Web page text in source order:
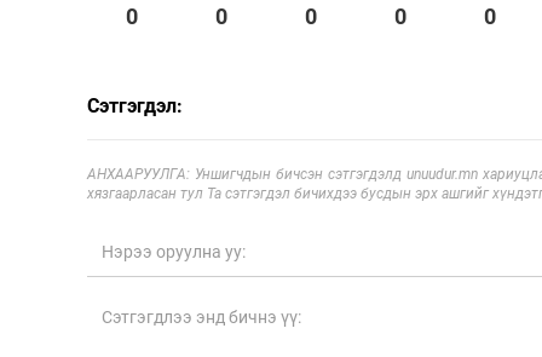
0 0 0 0 0
Сэтгэгдэл:
АНХААРУУЛГА: Уншигчдын бичсэн сэтгэгдэлд unuudur.mn
хязгаарласан тул Та сэтгэгдэл бичихдээ бусдын эрх ашгийг